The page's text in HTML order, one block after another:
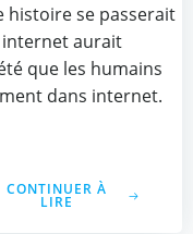
histoire se passerait
aurait
que les humains
dans internet.
CONTINUER À
LIRE